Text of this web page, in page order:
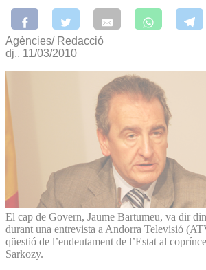
Agències/ Redacció
dj., 11/03/2010
El cap de Govern, Jaume Bartumeu, va dir
durant una entrevista a Andorra Televisió
qüestió de l’endeutament de l’Estat al
Sarkozy.